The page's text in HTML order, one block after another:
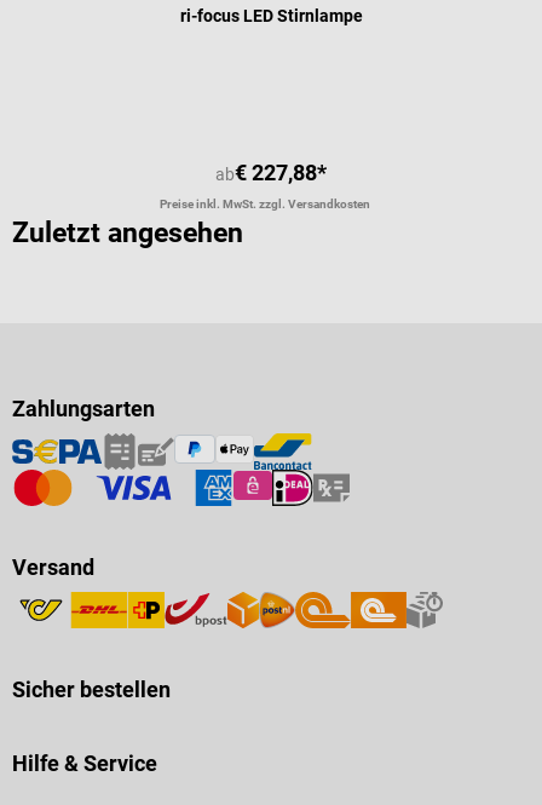
ri-focus LED Stirnlampe
ab€ 227,88*
Preise inkl. MwSt. zzgl. Versandkosten
Zuletzt angesehen
Zahlungsarten
Versand
Sicher bestellen
Hilfe & Service